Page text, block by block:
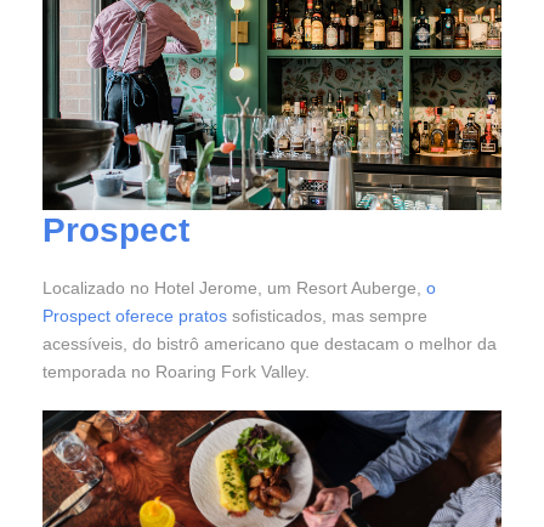
Prospect
Localizado no Hotel Jerome, um Resort Auberge, o
Prospect oferece pratos sofisticados, mas sempre
acessíveis, do bistrô americano que destacam o melhor da
temporada no Roaring Fork Valley.